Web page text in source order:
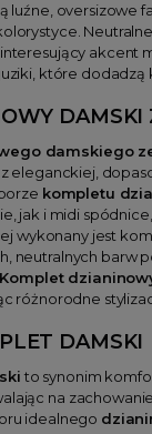
luźne,
akcent
które
DAMSKI
damskiego
z eleganckiej,
kompletu
jak i midi
wykonany jest
neutralnych barw
Komplet
różnorodne
DAMSKI
to synonim
na
idealnego